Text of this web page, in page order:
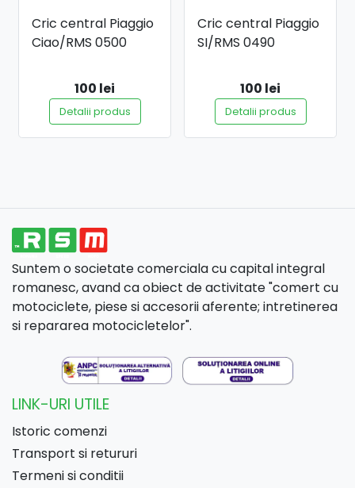
Cric central Piaggio
Ciao/RMS 0500
100 lei
Detalii produs
Cric central Piaggio
SI/RMS 0490
100 lei
Detalii produs
Suntem o societate comerciala cu capital integral
romanesc, avand ca obiect de activitate "comert cu
motociclete, piese si accesorii aferente; intretinerea
si repararea motocicletelor".
LINK-URI UTILE
Istoric comenzi
Transport si retururi
Termeni si conditii